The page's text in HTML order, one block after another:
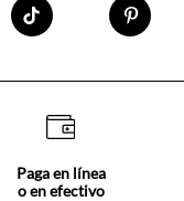
Paga en línea
o en efectivo